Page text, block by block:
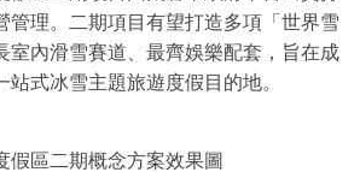
管理。二期項目有望打造多項「世界雪
室內滑雪賽道、最齊娛樂配套，旨在成
式冰雪主題旅遊度假目的地。
假區二期概念方案效果圖